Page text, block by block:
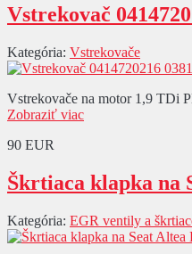
Vstrekovač
Kategória: Vstrekovače
Vstrekovače na motor 1,9 TDi
Zobraziť viac
90 EUR
Škrtiaca klapka na
Kategória: EGR ventily a